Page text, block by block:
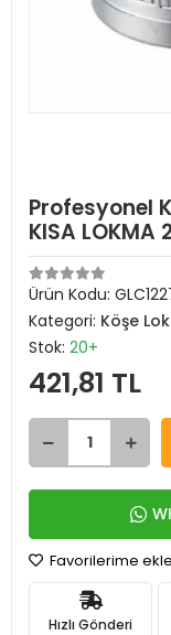
Profesyonel
KISA LOKMA
Ürün Kodu:
Kategori: Köşe
Stok: 20+
421,81 TL
Favorilerime ekle
Hızlı Gönderi